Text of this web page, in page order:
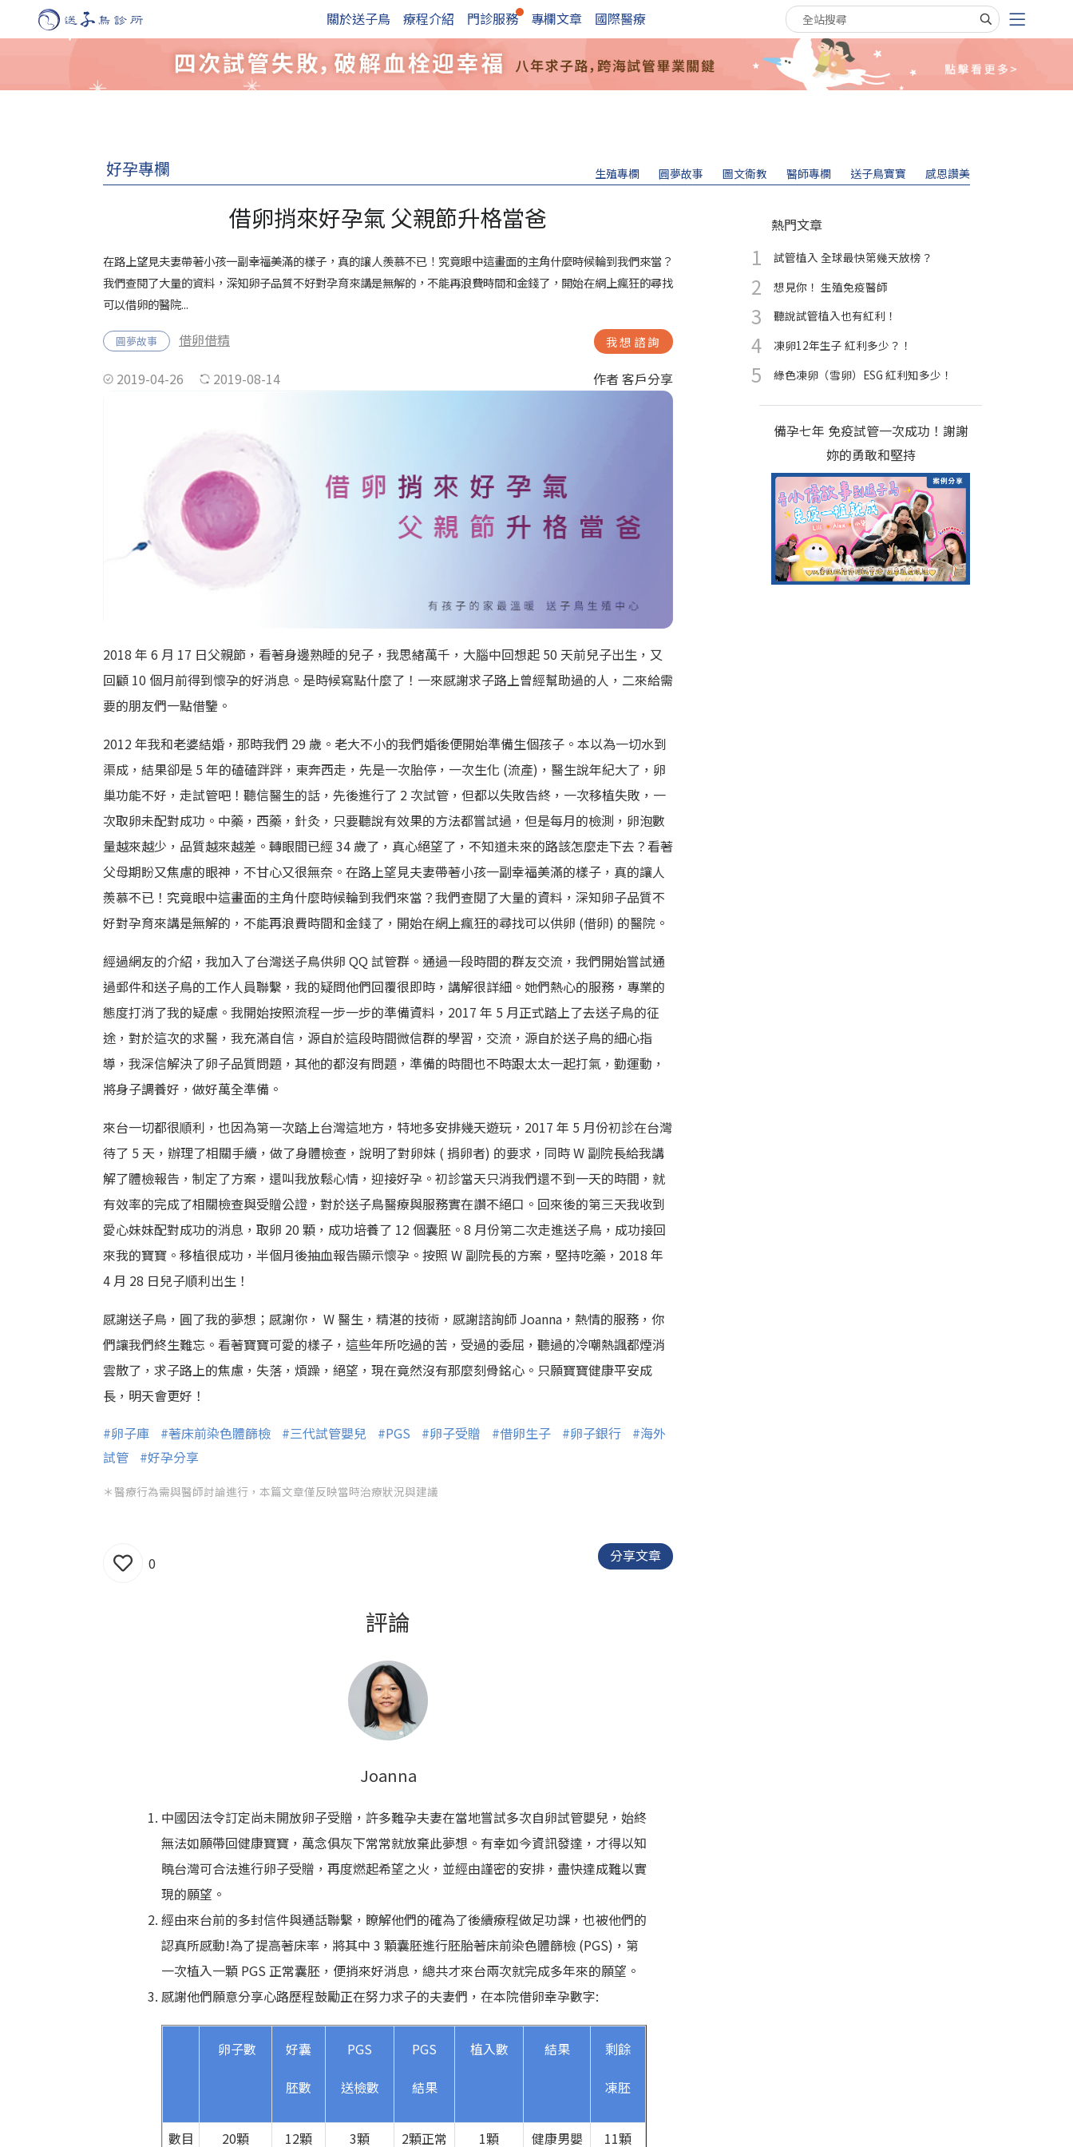
關於送子鳥 療程介紹 門診服務 專欄文章 國際醫療 搜尋關鍵字
好孕專欄 生殖專欄 圓夢故事 圖文衛教 醫師專欄 送子鳥寶寶 感恩讚美
借卵捎來好孕氣 父親節升格當爸
在路上望見夫妻帶著小孩一副幸福美滿的樣子，真的讓人羨慕不已！究竟眼中這畫面的主角什麼時候輪到我們來當？
我們查閱了大量的資料，深知卵子品質不好對孕育來講是無解的，不能再浪費時間和金錢了，開始在網上瘋狂的尋找
可以借卵的醫院...
圓夢故事 借卵借精 我想諮詢
2019-04-26 2019-08-14 作者 客戶分享
2018 年 6 月 17 日父親節，看著身邊熟睡的兒子，我思緒萬千，大腦中回想起 50 天前兒子出生，又
回顧 10 個月前得到懷孕的好消息。是時候寫點什麼了！一來感謝求子路上曾經幫助過的人，二來給需
要的朋友們一點借鑒。
2012 年我和老婆結婚，那時我們 29 歲。老大不小的我們婚後便開始準備生個孩子。本以為一切水到
渠成，結果卻是 5 年的磕磕跘跘，東奔西走，先是一次胎停，一次生化 (流產)，醫生說年紀大了，卵
巢功能不好，走試管吧！聽信醫生的話，先後進行了 2 次試管，但都以失敗告終，一次移植失敗，一
次取卵未配對成功。中藥，西藥，針灸，只要聽說有效果的方法都嘗試過，但是每月的檢測，卵泡數
量越來越少，品質越來越差。轉眼間已經 34 歲了，真心絕望了，不知道未來的路該怎麼走下去？看著
父母期盼又焦慮的眼神，不甘心又很無奈。在路上望見夫妻帶著小孩一副幸福美滿的樣子，真的讓人
羨慕不已！究竟眼中這畫面的主角什麼時候輪到我們來當？我們查閱了大量的資料，深知卵子品質不
好對孕育來講是無解的，不能再浪費時間和金錢了，開始在網上瘋狂的尋找可以供卵 (借卵) 的醫院。
經過網友的介紹，我加入了台灣送子鳥供卵 QQ 試管群。通過一段時間的群友交流，我們開始嘗試通
過郵件和送子鳥的工作人員聯繫，我的疑問他們回覆很即時，講解很詳細。她們熱心的服務，專業的
態度打消了我的疑慮。我開始按照流程一步一步的準備資料，2017 年 5 月正式踏上了去送子鳥的征
途，對於這次的求醫，我充滿自信，源自於這段時間微信群的學習，交流，源自於送子鳥的細心指
導，我深信解決了卵子品質問題，其他的都沒有問題，準備的時間也不時跟太太一起打氣，勤運動，
將身子調養好，做好萬全準備。
來台一切都很順利，也因為第一次踏上台灣這地方，特地多安排幾天遊玩，2017 年 5 月份初診在台灣
待了 5 天，辦理了相關手續，做了身體檢查，說明了對卵妹 ( 捐卵者) 的要求，同時 W 副院長給我講
解了體檢報告，制定了方案，還叫我放鬆心情，迎接好孕。初診當天只消我們還不到一天的時間，就
有效率的完成了相關檢查與受贈公證，對於送子鳥醫療與服務實在讚不絕口。回來後的第三天我收到
愛心妹妹配對成功的消息，取卵 20 顆，成功培養了 12 個囊胚。8 月份第二次走進送子鳥，成功接回
來我的寶寶。移植很成功，半個月後抽血報告顯示懷孕。按照 W 副院長的方案，堅持吃藥，2018 年
4 月 28 日兒子順利出生！
感謝送子鳥，圓了我的夢想；感謝你， W 醫生，精湛的技術，感謝諮詢師 Joanna，熱情的服務，你
們讓我們終生難忘。看著寶寶可愛的樣子，這些年所吃過的苦，受過的委屈，聽過的冷嘲熱諷都煙消
雲散了，求子路上的焦慮，失落，煩躁，絕望，現在竟然沒有那麼刻骨銘心。只願寶寶健康平安成
長，明天會更好！
#卵子庫
#著床前染色體篩檢 #三代試管嬰兒 #PGS #卵子受贈 #借卵生子 #卵子銀行
#海外
試管
#好孕分享
＊醫療行為需與醫師討論進行，本篇文章僅反映當時治療狀況與建議
0 分享文章
評論
Joanna
中國因法令訂定尚未開放卵子受贈，許多難孕夫妻在當地嘗試多次自卵試管嬰兒，始終
無法如願帶回健康寶寶，萬念俱灰下常常就放棄此夢想。有幸如今資訊發達，才得以知
曉台灣可合法進行卵子受贈，再度燃起希望之火，並經由謹密的安排，盡快達成難以實
現的願望。
經由來台前的多封信件與通話聯繫，瞭解他們的確為了後續療程做足功課，也被他們的
認真所感動!為了提高著床率，將其中 3 顆囊胚進行胚胎著床前染色體篩檢 (PGS)，第
一次植入一顆 PGS 正常囊胚，便捎來好消息，總共才來台兩次就完成多年來的願望。
感謝他們願意分享心路歷程鼓勵正在努力求子的夫妻們，在本院借卵幸孕數字:
卵子數
好囊
胚數
PGS
送檢數
PGS
結果
植入數 結果
剩餘
凍胚
數目 20顆 12顆 3顆 2顆正常 1顆 健康男嬰 11顆
熱門文章
試管植入 全球最快第幾天放榜？
想見你！ 生殖免疫醫師
聽說試管植入也有紅利！
凍卵12年生子 紅利多少？！
綠色凍卵（雪卵）ESG 紅利知多少！
備孕七年 免疫試管一次成功！謝謝
妳的勇敢和堅持